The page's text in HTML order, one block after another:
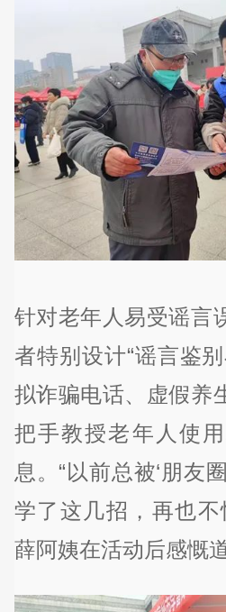
针对老年人易受谣言
者特别设计“谣言鉴
拟诈骗电话、虚假养
把手教授老年人使
息。“以前总被‘朋友
学了这几招，再也不
薛阿姨在活动后感慨道